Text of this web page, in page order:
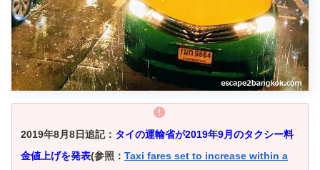
2019年8月8日追記： タイの運輸省が2019年9月のタクシー料
金値上げを発表(参照： Taxi fares set to increase within a